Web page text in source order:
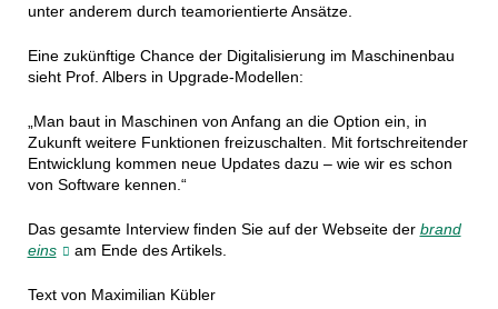
unter anderem durch teamorientierte Ansätze.
Eine zukünftige Chance der Digitalisierung im Maschinenbau
sieht Prof. Albers in Upgrade-Modellen:
„Man baut in Maschinen von Anfang an die Option ein, in
Zukunft weitere Funktionen freizuschalten. Mit fortschreitender
Entwicklung kommen neue Updates dazu – wie wir es schon
von Software kennen.“
Das gesamte Interview finden Sie auf der Webseite der brand
eins
am Ende des Artikels.
Text von Maximilian Kübler